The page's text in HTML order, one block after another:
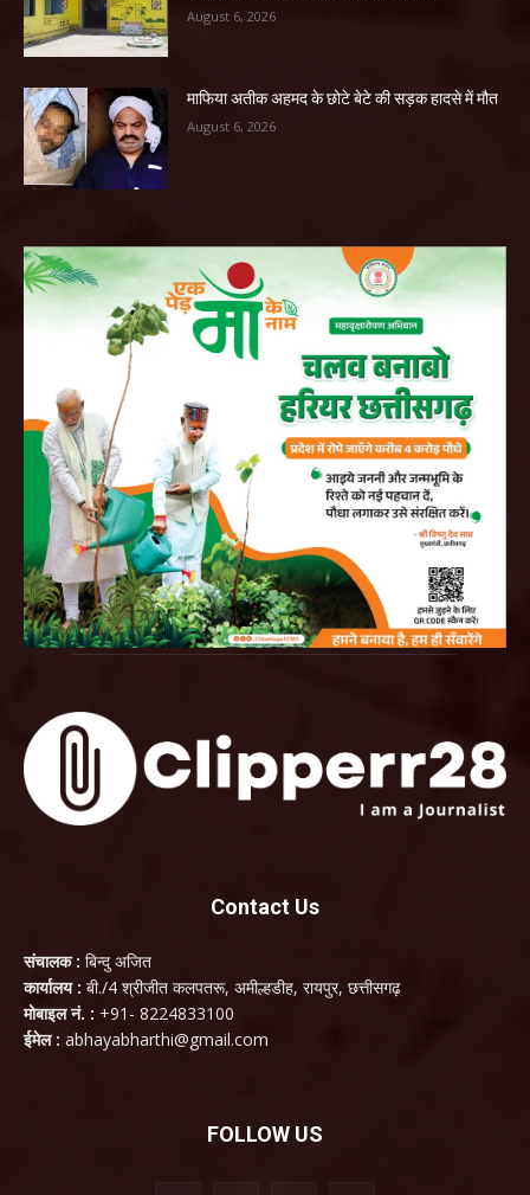
August 6, 2026
माफिया अतीक अहमद के छोटे बेटे की सड़क हादसे में मौत
August 6, 2026
Contact Us
संचालक : बिन्दु अजित
कार्यालय : बी./4 श्रीजीत कलपतरू, अमील्हडीह, रायपुर, छत्तीसगढ़
मोबाइल नं. : +91- 8224833100
ईमेल : abhayabharthi@gmail.com
FOLLOW US